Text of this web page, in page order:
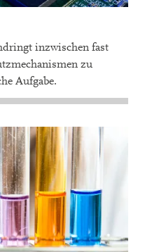
inzwischen fast
zu
Aufgabe.